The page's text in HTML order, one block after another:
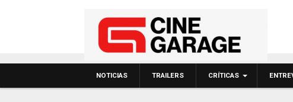
NOTICIAS TRAILERS CRÍTICAS